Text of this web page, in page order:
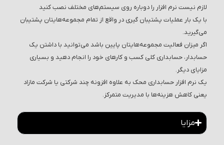
لازم نیست نرم افزار را دوباره روی سیستم‌های مختلف نصب کنید
با یک بار عملیات پشتیبان گیری در واقع از تمام مجموعه‌هایتان پشتیبان
می‌گیرید.
اگر میزان فعالیت مجموعه‌هایتان پایین باشد می‌توانید با داشتن یک
حسابدار، حسابداری کلی کسب و کارهای خود را انجام دهید و بسیاری
مزایای دیگر.
یک نرم افزار حسابداری محک به علاوه افزونه چند شرکتی یا شرکت مازاد
یعنی کاهش هزینه‌ها با مدیریت متمرکز.
مزایا